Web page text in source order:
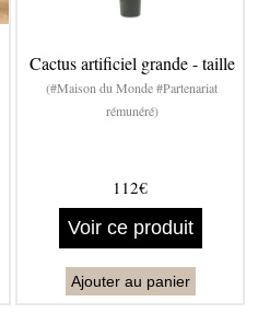
Cactus artificiel grande - taille
(#Maison du Monde #Partenariat
rémunéré)
112€
Voir ce produit
Ajouter au panier